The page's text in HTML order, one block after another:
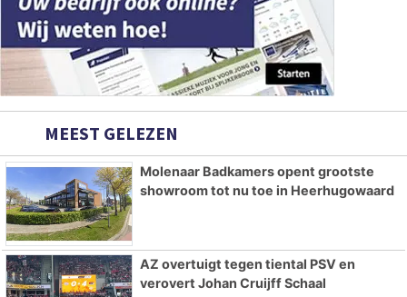
MEEST GELEZEN
Molenaar Badkamers opent grootste
showroom tot nu toe in Heerhugowaard
AZ overtuigt tegen tiental PSV en
verovert Johan Cruijff Schaal